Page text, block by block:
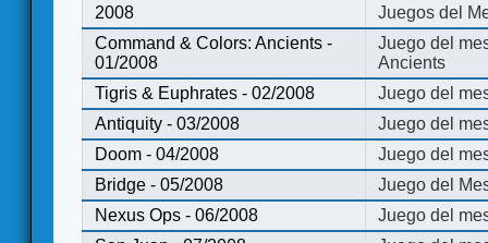
2008
Juegos del
Command & Colors: Ancients -
01/2008
Juego del
Ancients
Tigris & Euphrates - 02/2008
Juego del
Antiquity - 03/2008
Juego del
Doom - 04/2008
Juego del
Bridge - 05/2008
Juego del
Nexus Ops - 06/2008
Juego del